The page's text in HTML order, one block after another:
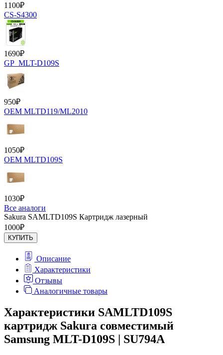
1100₽
CS-S4300
1690₽
GP_MLT-D109S
950₽
OEM MLTD119/ML2010
1050₽
OEM MLTD109S
1030₽
Все аналоги
Sakura SAMLTD109S Картридж лазерный
1000₽
КУПИТЬ
Описание
Характеристики
Отзывы
Аналогичные товары
Характеристики SAMLTD109S
картридж Sakura совместимый
Samsung MLT-D109S | SU794A